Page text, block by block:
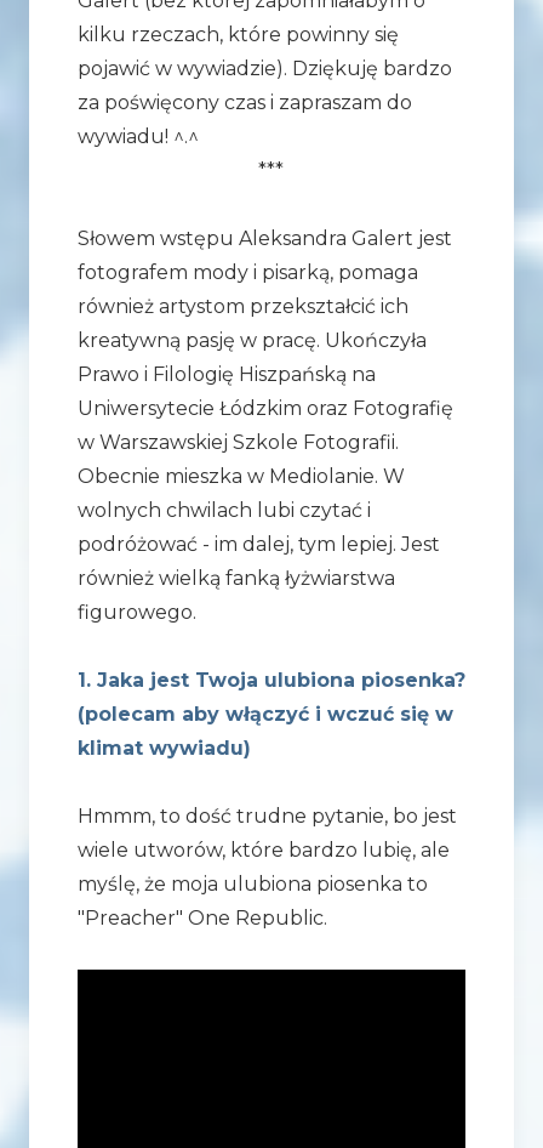
kilku rzeczach, które powinny się
pojawić w wywiadzie). Dziękuję bardzo
za poświęcony czas i zapraszam do
wywiadu! ^.^
***
Słowem wstępu Aleksandra Galert jest
fotografem mody i pisarką, pomaga
również artystom przekształcić ich
kreatywną pasję w pracę. Ukończyła
Prawo i Filologię Hiszpańską na
Uniwersytecie Łódzkim oraz Fotografię
w Warszawskiej Szkole Fotografii.
Obecnie mieszka w Mediolanie. W
wolnych chwilach lubi czytać i
podróżować - im dalej, tym lepiej. Jest
również wielką fanką łyżwiarstwa
figurowego.
1. Jaka jest Twoja ulubiona piosenka?
(polecam aby włączyć i wczuć się w
klimat wywiadu)
Hmmm, to dość trudne pytanie, bo jest
wiele utworów, które bardzo lubię, ale
myślę, że moja ulubiona piosenka to
"Preacher" One Republic.